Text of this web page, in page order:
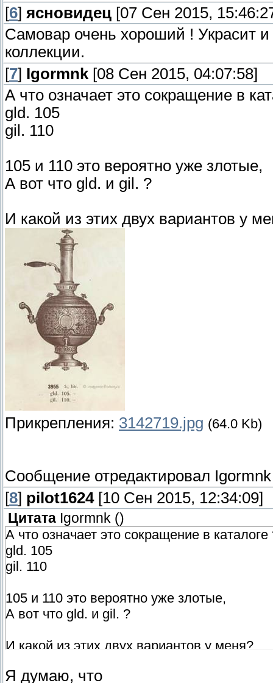
[6] ясновидец [07 Сен 2015,
Самовар очень хороший ! Украсит
коллекции.
[7] Igormnk [08 Сен 2015, 04:07:58]
А что означает это сокращение в
gld. 105
gil. 110
105 и 110 это вероятно уже злотые,
А вот что gld. и gil. ?
И какой из этих двух вариантов у
Прикрепления: 3142719.jpg (64.0 Kb)
Сообщение отредактировал Igormnk
[8] pilot1624[10 Сен 2015, 12:34:09]
Цитата Igormnk ()
А что означает это сокращение в каталоге
gld. 105
gil. 110
105 и 110 это вероятно уже злотые,
А вот что gld. и gil. ?
И какой из этих двух вариантов у меня?
Я думаю, что